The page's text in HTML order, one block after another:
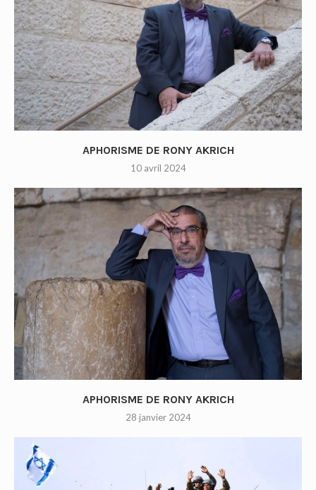
APHORISME DE RONY AKRICH
10 avril 2024
APHORISME DE RONY AKRICH
28 janvier 2024